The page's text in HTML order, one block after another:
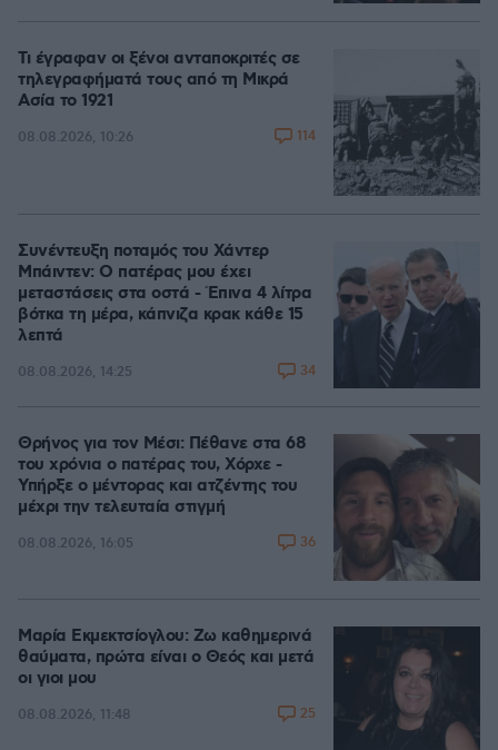
Τι έγραφαν οι ξένοι ανταποκριτές σε
τηλεγραφήματά τους από τη Μικρά
Ασία το 1921
08.08.2026, 10:26 114
Συνέντευξη ποταμός του Χάντερ
Μπάιντεν: Ο πατέρας μου έχει
μεταστάσεις στα οστά - Έπινα 4 λίτρα
βότκα τη μέρα, κάπνιζα κρακ κάθε 15
λεπτά
08.08.2026, 14:25 34
Θρήνος για τον Μέσι: Πέθανε στα 68
του χρόνια ο πατέρας του, Χόρχε -
Υπήρξε ο μέντορας και ατζέντης του
μέχρι την τελευταία στιγμή
08.08.2026, 16:05 36
Μαρία Εκμεκτσίογλου: Ζω καθημερινά
θαύματα, πρώτα είναι ο Θεός και μετά
οι γιοι μου
08.08.2026, 11:48 25